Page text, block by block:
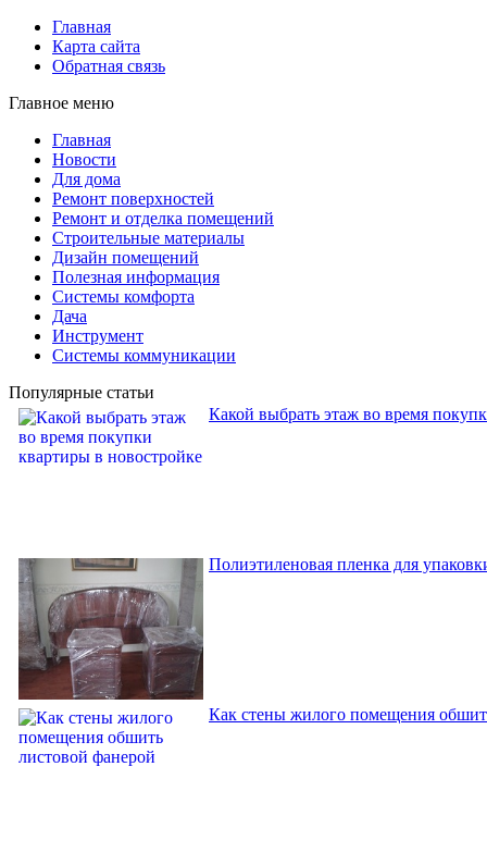
Главная
Карта сайта
Обратная связь
Главное меню
Главная
Новости
Для дома
Ремонт поверхностей
Ремонт и отделка помещений
Строительные материалы
Дизайн помещений
Полезная информация
Системы комфорта
Дача
Инструмент
Системы коммуникации
Популярные статьи
Какой выбрать этаж во время
Полиэтиленовая пленка для
Как стены жилого помещения